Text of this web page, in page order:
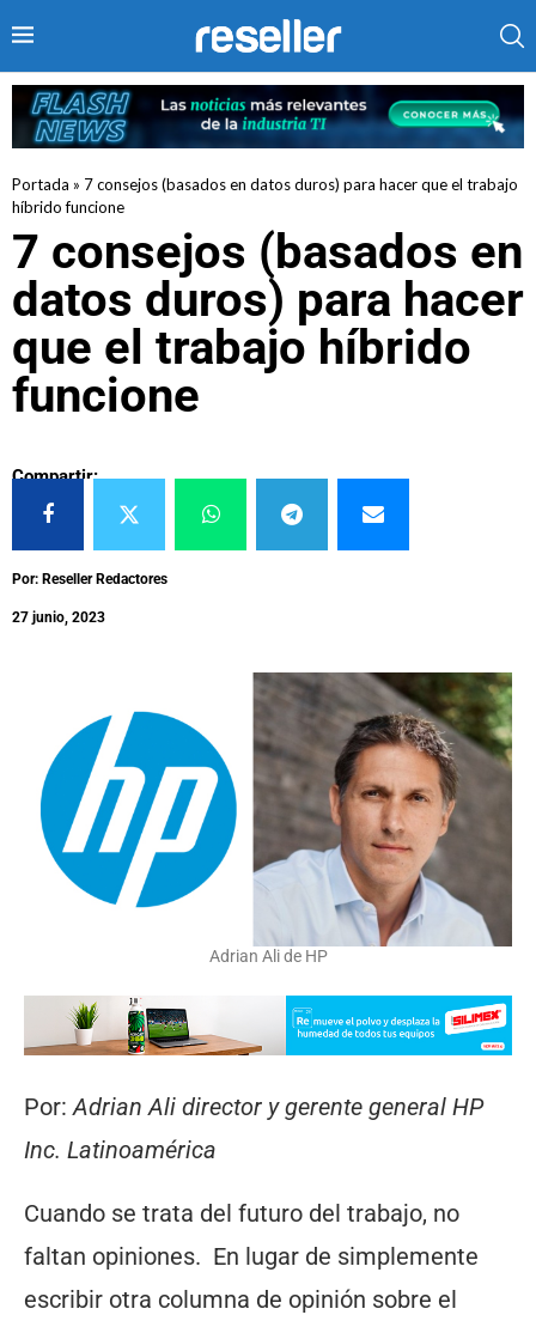
Portada » 7 consejos (basados en datos duros) para hacer que el trabajo
híbrido funcione
7 consejos (basados en
datos duros) para hacer
que el trabajo híbrido
funcione
Compartir:
Por: Reseller Redactores
27 junio, 2023
Adrian Ali de HP
Por:Adrian Ali director y gerente general HP
Inc. Latinoamérica
Cuando se trata del futuro del trabajo, no
faltan opiniones. En lugar de simplemente
escribir otra columna de opinión sobre el